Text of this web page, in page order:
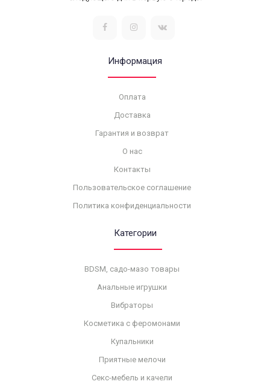
Информация
Оплата
Доставка
Гарантия и возврат
О нас
Контакты
Пользовательское соглашение
Политика конфиденциальности
Категории
BDSM, садо-мазо товары
Анальные игрушки
Вибраторы
Косметика с феромонами
Купальники
Приятные мелочи
Секс-мебель и качели